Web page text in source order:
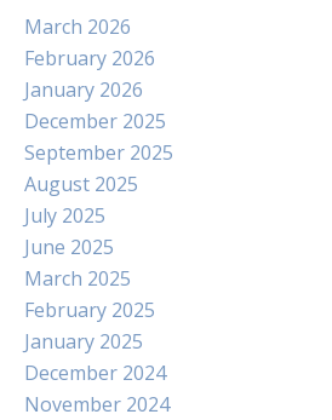
March 2026
February 2026
January 2026
December 2025
September 2025
August 2025
July 2025
June 2025
March 2025
February 2025
January 2025
December 2024
November 2024